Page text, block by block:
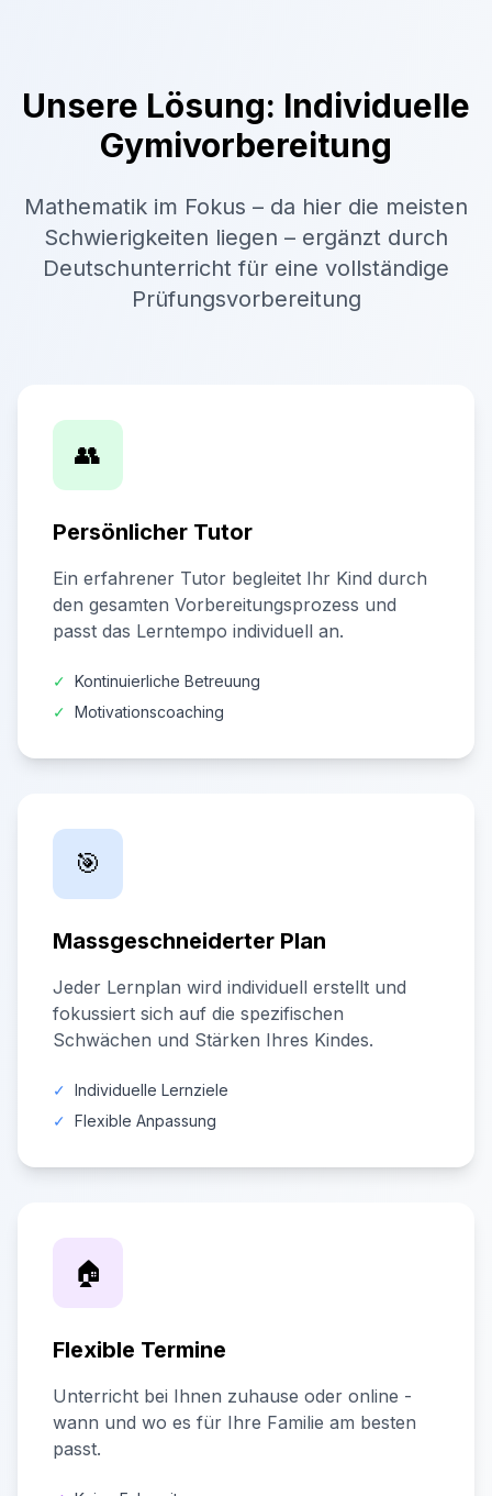
Unsere Lösung: Individuelle
Gymivorbereitung
Mathematik im Fokus – da hier die meisten
Schwierigkeiten liegen – ergänzt durch
Deutschunterricht für eine vollständige
Prüfungsvorbereitung
👥
Persönlicher Tutor
Ein erfahrener Tutor begleitet Ihr Kind durch
den gesamten Vorbereitungsprozess und
passt das Lerntempo individuell an.
✓ Kontinuierliche Betreuung
✓ Motivationscoaching
🎯
Massgeschneiderter Plan
Jeder Lernplan wird individuell erstellt und
fokussiert sich auf die spezifischen
Schwächen und Stärken Ihres Kindes.
✓ Individuelle Lernziele
✓ Flexible Anpassung
🏠
Flexible Termine
Unterricht bei Ihnen zuhause oder online -
wann und wo es für Ihre Familie am besten
passt.